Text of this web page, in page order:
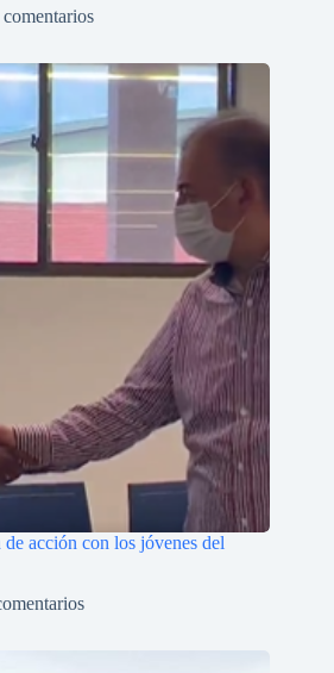
comentarios
acción con los jóvenes del